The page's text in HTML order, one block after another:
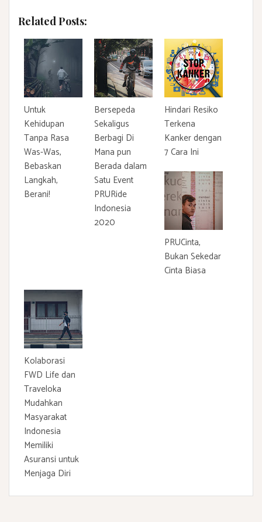
Related Posts:
Untuk
Kehidupan
Tanpa Rasa
Was-Was,
Bebaskan
Langkah,
Berani!
Bersepeda
Sekaligus
Berbagi Di
Mana pun
Berada dalam
Satu Event
PRURide
Indonesia
2020
Hindari Resiko
Terkena
Kanker dengan
7 Cara Ini
PRUCinta,
Bukan Sekedar
Cinta Biasa
Kolaborasi
FWD Life dan
Traveloka
Mudahkan
Masyarakat
Indonesia
Memiliki
Asuransi untuk
Menjaga Diri